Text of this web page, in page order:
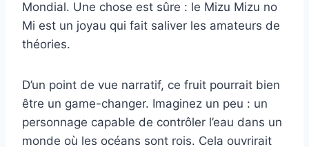
Mondial. Une chose est sûre : le Mizu Mizu no
Mi est un joyau qui fait saliver les amateurs de
théories.
D’un point de vue narratif, ce fruit pourrait bien
être un game-changer. Imaginez un peu : un
personnage capable de contrôler l’eau dans un
monde où les océans sont rois. Cela ouvrirait